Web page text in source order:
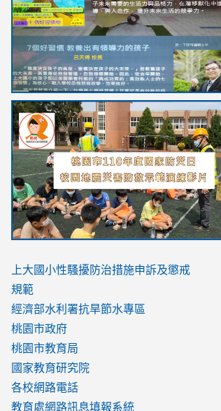
usp=sharing
link
to
https://sites.google.com/stes.tyc.edu.tw/
link
to
https://drive.google.com/file/d/
usp=sharing
link
to
https://youtu.be/jJOMVWY3-
8M
link
to
https://drive.google.com/file/d/
usp=sharing
to
https://www.youtube.com/watch?
v=hC_gdZndU9s
to
https://www.youtube.com/watch?
v=hC_gdZndU9s
link
to
https://www.youtube.com/watch?
v=mfpNykQ0g4M
上大國小性騷擾防治措施申訴及懲戒
規範
經濟部水利署抗旱節水專區
桃園市政府
桃園市教育局
國家教育研究院
各校網路電話
教育處網路訊息填報系統